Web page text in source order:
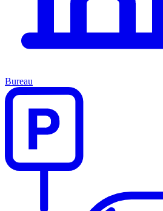
Bureau